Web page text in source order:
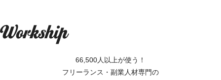
66,500人以上が使う！
フリーランス・副業人材専門の